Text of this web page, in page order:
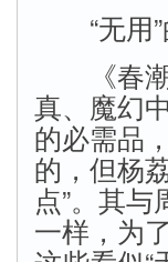
“无用”
《春潮
真、魔幻
的必需品
的，但杨
点”。其
一样，为